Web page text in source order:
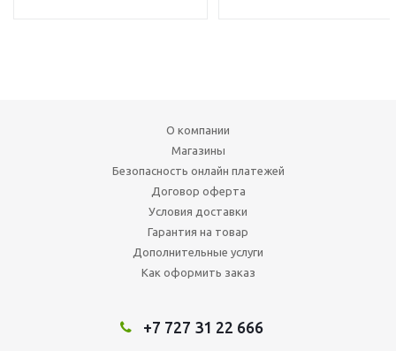
О компании
Магазины
Безопасность онлайн платежей
Договор оферта
Условия доставки
Гарантия на товар
Дополнительные услуги
Как оформить заказ
+7 727 31 22 666